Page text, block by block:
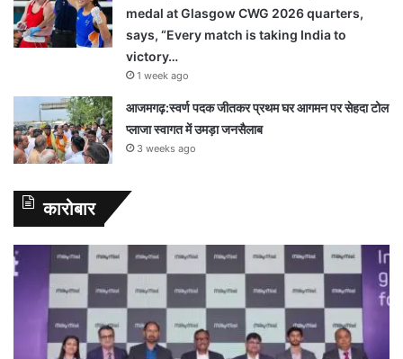
medal at Glasgow CWG 2026 quarters,
says, “Every match is taking India to
victory…
1 week ago
आजमगढ़:स्वर्ण पदक जीतकर प्रथम घर आगमन पर सेहदा टोल
प्लाजा स्वागत में उमड़ा जनसैलाब
3 weeks ago
कारोबार